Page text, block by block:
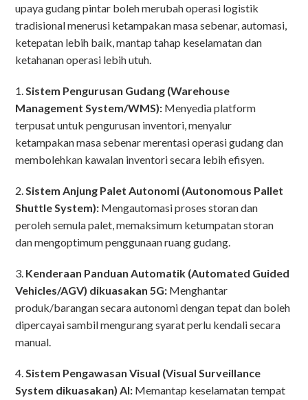
upaya gudang pintar boleh merubah operasi logistik
tradisional menerusi ketampakan masa sebenar, automasi,
ketepatan lebih baik, mantap tahap keselamatan dan
ketahanan operasi lebih utuh.
1.Sistem Pengurusan Gudang (Warehouse
Management System/WMS): Menyedia platform
terpusat untuk pengurusan inventori, menyalur
ketampakan masa sebenar merentasi operasi gudang dan
membolehkan kawalan inventori secara lebih efisyen.
2.Sistem Anjung Palet Autonomi (Autonomous Pallet
Shuttle System): Mengautomasi proses storan dan
peroleh semula palet, memaksimum ketumpatan storan
dan mengoptimum penggunaan ruang gudang.
3. Kenderaan Panduan Automatik (Automated Guided
Vehicles/AGV) dikuasakan 5G: Menghantar
produk/barangan secara autonomi dengan tepat dan boleh
dipercayai sambil mengurang syarat perlu kendali secara
manual.
4.Sistem Pengawasan Visual (Visual Surveillance
System dikuasakan) AI: Memantap keselamatan tempat